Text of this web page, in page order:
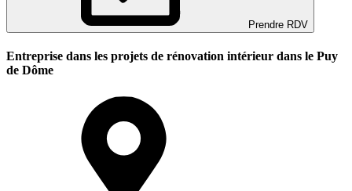
Prendre RDV
Entreprise dans les projets de rénovation intérieur dans le Puy
de Dôme